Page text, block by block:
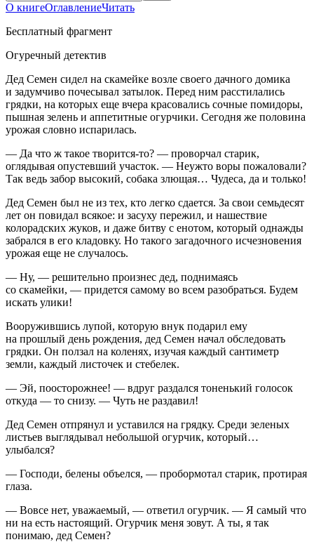
О книгеОглавлениеЧитать
Бесплатный фрагмент
Огуречный детектив
Дед Семен сидел на скамейке возле своего дачного домика
и задумчиво почесывал затылок. Перед ним расстилались
грядки, на которых еще вчера красовались сочные помидоры,
пышная зелень и аппетитные огурчики. Сегодня же половина
урожая словно испарилась.
— Да что ж такое творится-то? — проворчал старик,
оглядывая опустевший участок. — Неужто воры пожаловали?
Так ведь забор высокий, собака злющая… Чудеса, да и только!
Дед Семен был не из тех, кто легко сдается. За свои семьдесят
лет он повидал всякое: и засуху пережил, и нашествие
колорадских жуков, и даже битву с енотом, который однажды
забрался в его кладовку. Но такого загадочного исчезновения
урожая еще не случалось.
— Ну, — решительно произнес дед, поднимаясь
со скамейки, — придется самому во всем разобраться. Будем
искать улики!
Вооружившись лупой, которую внук подарил ему
на прошлый день рождения, дед Семен начал обследовать
грядки. Он ползал на коленях, изучая каждый сантиметр
земли, каждый листочек и стебелек.
— Эй, поосторожнее! — вдруг раздался тоненький голосок
откуда — то снизу. — Чуть не раздавил!
Дед Семен отпрянул и уставился на грядку. Среди зеленых
листьев выглядывал небольшой огурчик, который…
улыбался?
— Господи, белены объелся, — пробормотал старик, протирая
глаза.
— Вовсе нет, уважаемый, — ответил огурчик. — Я самый что
ни на есть настоящий. Огурчик меня зовут. А ты, я так
понимаю, дед Семен?